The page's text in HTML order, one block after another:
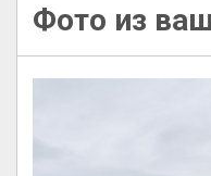
Фото из